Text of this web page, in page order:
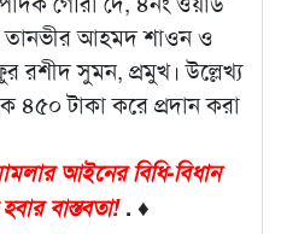
তানভীর আহমদ শাওন ও
রশীদ সুমন, প্রমুখ। উল্লেখ্য
৪৫০ টাকা করে প্রদান করা
আইনের বিধি-বিধান
বাস্তবতা!. ♦